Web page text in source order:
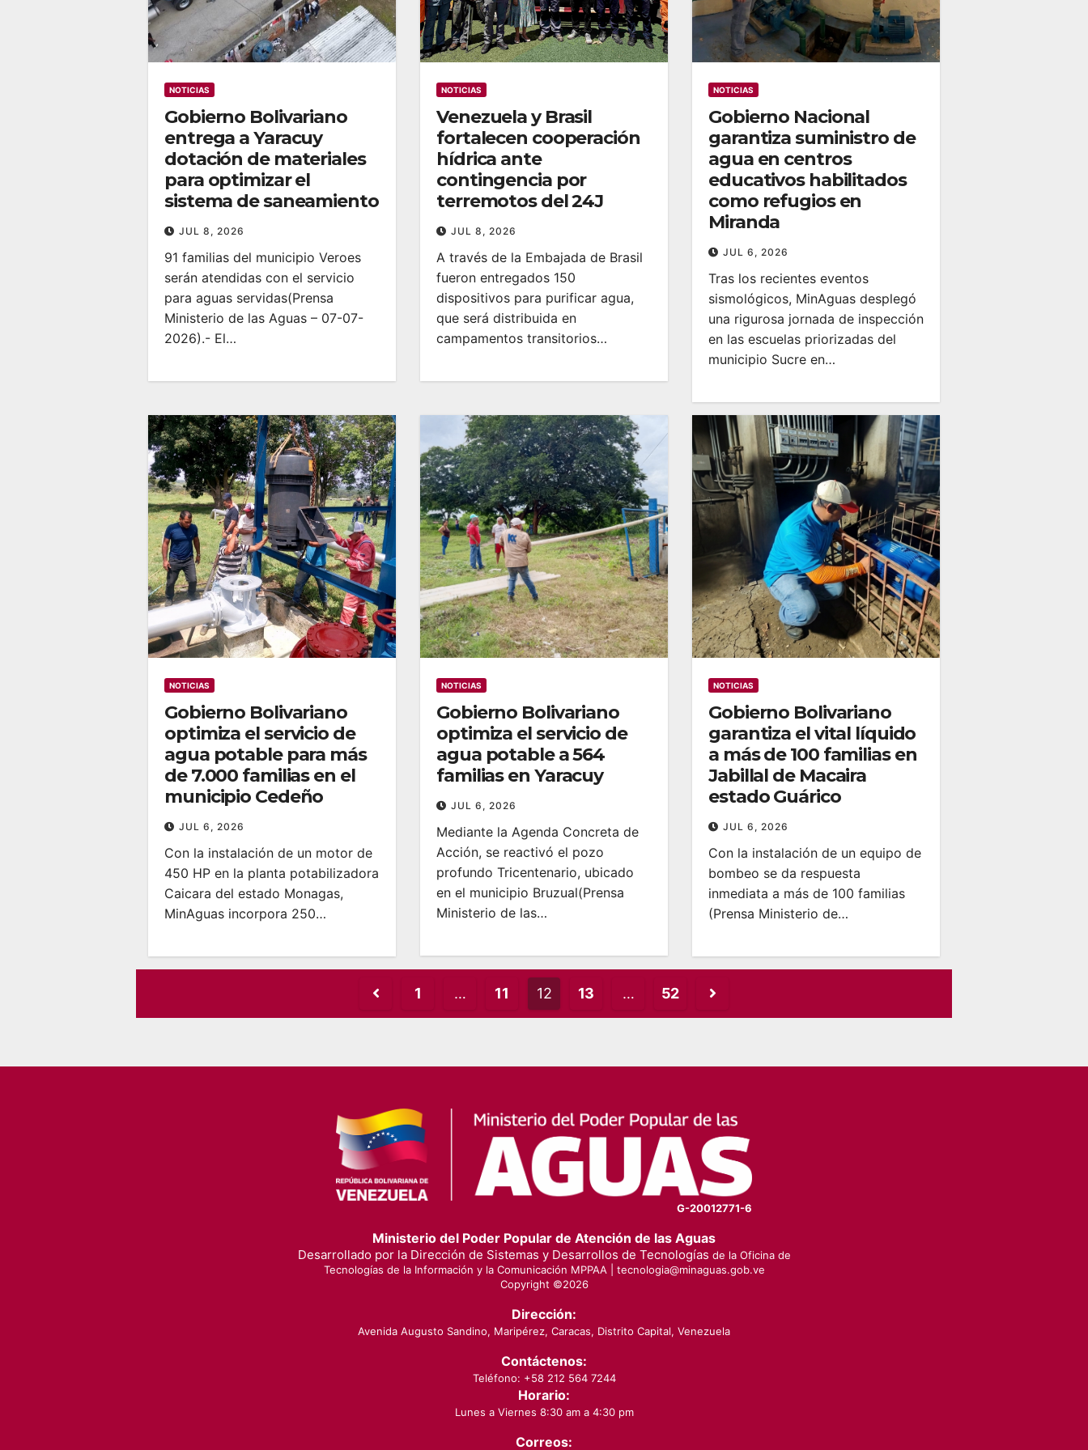
NOTICIAS
Gobierno Bolivariano
entrega a Yaracuy
dotación de materiales
para optimizar el
sistema de saneamiento
JUL 8, 2026
91 familias del municipio Veroes
serán atendidas con el servicio
para aguas servidas‎‎(Prensa
Ministerio de las Aguas – 07-07-
2026).- El…
NOTICIAS
Venezuela y Brasil
fortalecen cooperación
hídrica ante
contingencia por
terremotos del 24J
JUL 8, 2026
A través de la Embajada de Brasil
fueron entregados 150
dispositivos para purificar agua,
que será distribuida en
campamentos transitorios…
NOTICIAS
Gobierno Nacional
garantiza suministro de
agua en centros
educativos habilitados
como refugios en
Miranda
JUL 6, 2026
Tras los recientes eventos
sismológicos, MinAguas desplegó
una rigurosa jornada de inspección
en las escuelas priorizadas del
municipio Sucre en…
NOTICIAS
Gobierno Bolivariano
optimiza el servicio de
agua potable para más
de 7.000 familias en el
municipio Cedeño
JUL 6, 2026
Con la instalación de un motor de
450 HP en la planta potabilizadora
Caicara del estado Monagas,
MinAguas incorpora 250…
NOTICIAS
Gobierno Bolivariano
optimiza el servicio de
agua potable a 564
familias en Yaracuy
JUL 6, 2026
Mediante la Agenda Concreta de
Acción, se reactivó el pozo
profundo Tricentenario, ubicado
en el municipio Bruzual‎‎(Prensa
Ministerio de las…
NOTICIAS
Gobierno Bolivariano
garantiza el vital líquido
a más de 100 familias en
Jabillal de Macaira​
estado Guárico
JUL 6, 2026
Con la instalación de un equipo de
bombeo se da respuesta
inmediata a más de 100 familias
(Prensa Ministerio de…
Posts
pagination
1 … 11 12 13 … 52
G-20012771-6
Ministerio del Poder Popular de Atención de las Aguas
Desarrollado por la Dirección de Sistemas y Desarrollos de Tecnologías de la Oficina de
Tecnologías de la Información y la Comunicación MPPAA | tecnologia@minaguas.gob.ve
Copyright ©2026
Dirección:
Avenida Augusto Sandino, Maripérez, Caracas, Distrito Capital, Venezuela
Contáctenos:
Teléfono: +58 212 564 7244
Horario:
Lunes a Viernes 8:30 am a 4:30 pm
Correos: